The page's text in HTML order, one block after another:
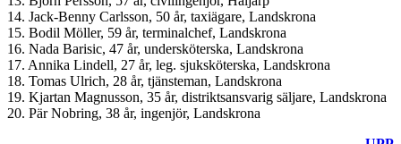
14. Jack-Benny Carlsson, 50 år, taxiägare, Landskrona
15. Bodil Möller, 59 år, terminalchef, Landskrona
16. Nada Barisic, 47 år, undersköterska, Landskrona
17. Annika Lindell, 27 år, leg. sjuksköterska, Landskrona
18. Tomas Ulrich, 28 år, tjänsteman, Landskrona
19. Kjartan Magnusson, 35 år, distriktsansvarig säljare, Landskrona
20. Pär Nobring, 38 år, ingenjör, Landskrona